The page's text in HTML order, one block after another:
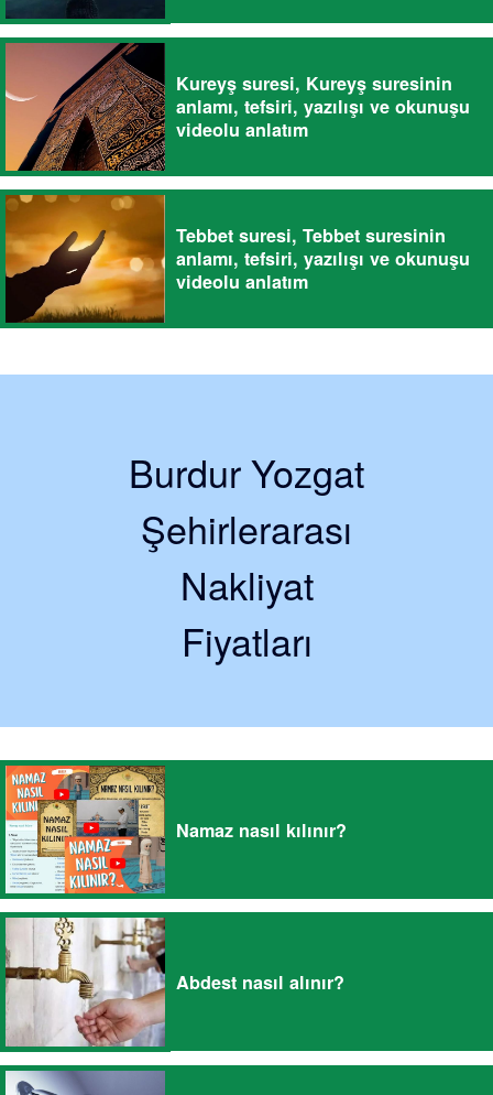
Kureyş suresi, Kureyş suresinin
anlamı, tefsiri, yazılışı ve okunuşu
videolu anlatım
Tebbet suresi, Tebbet suresinin
anlamı, tefsiri, yazılışı ve okunuşu
videolu anlatım
Burdur Yozgat
Şehirlerarası
Nakliyat
Fiyatları
Namaz nasıl kılınır?
Abdest nasıl alınır?